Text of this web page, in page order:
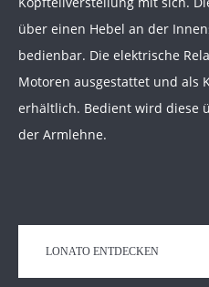
über einen Hebel an der
bedienbar. Die elektrische
Motoren ausgestattet und als
erhältlich. Bedient wird diese
der Armlehne.
LONATO ENTDECKEN